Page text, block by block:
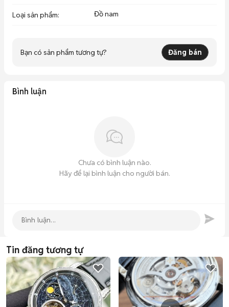
Loại sản phẩm: Đồ nam
Bạn có sản phẩm tương tự? Đăng bán
Bình luận
Chưa có bình luận nào.
Hãy để lại bình luận cho người bán.
Tin đăng tương tự